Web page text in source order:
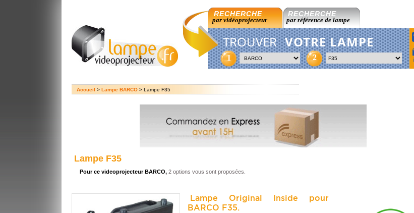
RECHERCHE
par vidéoprojecteur
RECHERCHE
par référence de lampe
TROUVER VOTRE LAMPE
1 2
Accueil > Lampe BARCO > Lampe F35
Lampe F35
Pour ce videoprojecteur BARCO, 2 options vous sont proposées.
Lampe Original Inside pour
BARCO F35.